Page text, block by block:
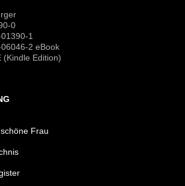
0
1
2 eBook
(Kindle Edition)
Frau